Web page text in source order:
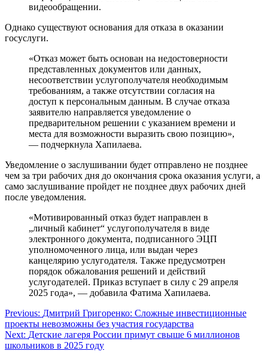
видеообращении.
Однако существуют основания для отказа в оказании
госуслуги.
«Отказ может быть основан на недостоверности
представленных документов или данных,
несоответствии услугополучателя необходимым
требованиям, а также отсутствии согласия на
доступ к персональным данным. В случае отказа
заявителю направляется уведомление о
предварительном решении с указанием времени и
места для возможности выразить свою позицию»,
— подчеркнула Хапилаева.
Уведомление о заслушивании будет отправлено не позднее
чем за три рабочих дня до окончания срока оказания услуги, а
само заслушивание пройдет не позднее двух рабочих дней
после уведомления.
«Мотивированный отказ будет направлен в
„личный кабинет“ услугополучателя в виде
электронного документа, подписанного ЭЦП
уполномоченного лица, или выдан через
канцелярию услугодателя. Также предусмотрен
порядок обжалования решений и действий
услугодателей. Приказ вступает в силу с 29 апреля
2025 года», — добавила Фатима Хапилаева.
Навигация
по
записям
Previous: Дмитрий Григоренко: Сложные инвестиционные
проекты невозможны без участия государства
Next: Детские лагеря России примут свыше 6 миллионов
школьников в 2025 году